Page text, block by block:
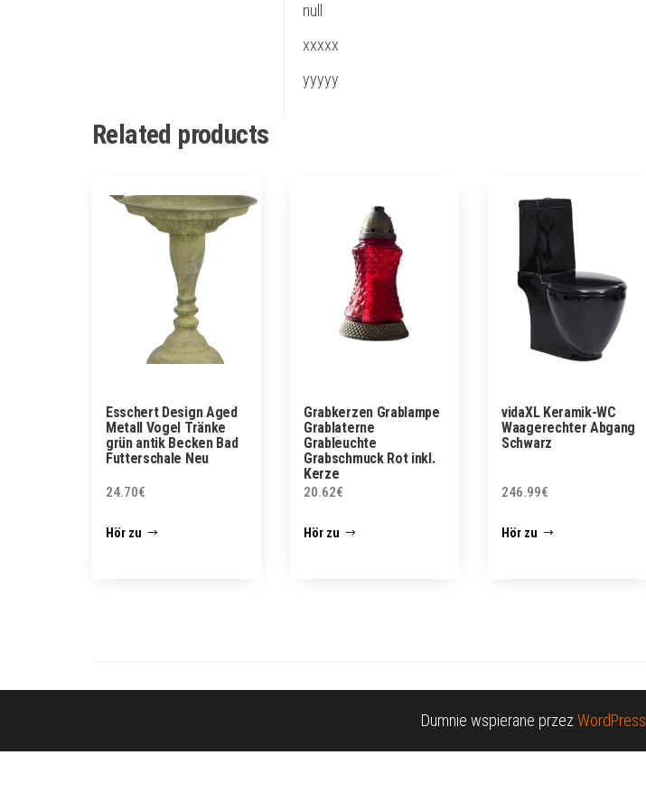
null
xxxxx
yyyyy
Related products
Esschert Design Aged
Metall Vogel Tränke
grün antik Becken Bad
Futterschale Neu
24.70€
Hör zu
Grabkerzen Grablampe
Grablaterne
Grableuchte
Grabschmuck Rot inkl.
Kerze
20.62€
Hör zu
vidaXL Keramik-WC
Waagerechter Abgang
Schwarz
246.99€
Hör zu
Dumnie wspierane przez WordPress